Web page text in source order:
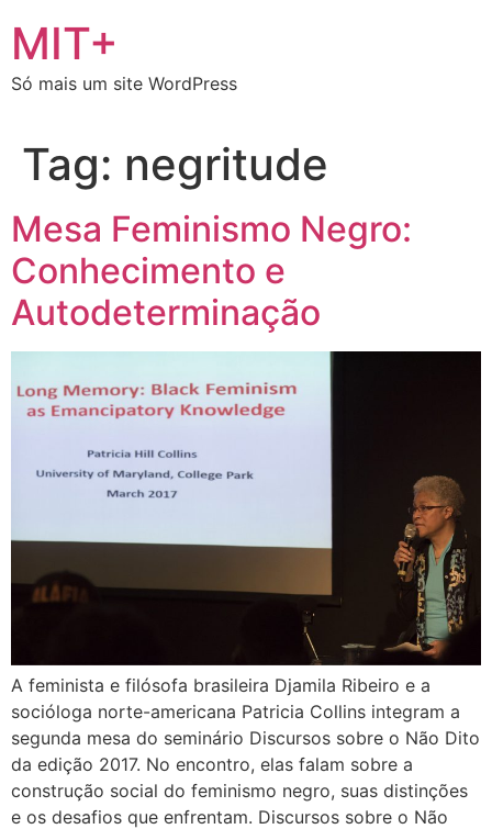
para
conteúdo
MIT+
Só mais um site WordPress
Tag: negritude
Mesa Feminismo Negro:
Conhecimento e
Autodeterminação
A feminista e filósofa brasileira Djamila Ribeiro e a
socióloga norte-americana Patricia Collins integram a
segunda mesa do seminário Discursos sobre o Não Dito
da edição 2017. No encontro, elas falam sobre a
construção social do feminismo negro, suas distinções
e os desafios que enfrentam. Discursos sobre o Não